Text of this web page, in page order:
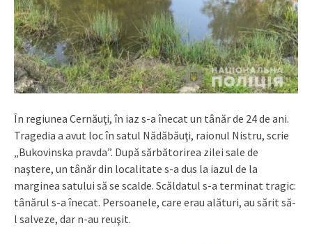
În regiunea Cernăuţi, în iaz s-a înecat un tânăr de 24 de ani.
Tragedia a avut loc în satul Nădăbăuţi, raionul Nistru, scrie
„Bukovinska pravda”. După sărbătorirea zilei sale de
naştere, un tânăr din localitate s-a dus la iazul de la
marginea satului să se scalde. Scăldatul s-a terminat tragic:
tânărul s-a înecat. Persoanele, care erau alături, au sărit să-
l salveze, dar n-au reuşit.